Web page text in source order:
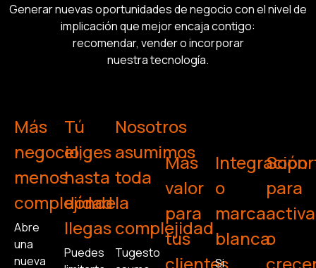
Generar nuevas oportunidades de negocio con el nivel de
implicación que mejor encaja contigo:
recomendar, vender o incorporar
nuestra tecnología.
Más
negocio,
menos
complejidad
Abre
una
nueva
Tú
eliges
hasta
dónde
llegas
Puedes
Nosotros
asumimos
toda
la
complejidad
Tugesto
Más
valor
para
tus
clientes
Integración
o
marca
blanca
Si
para
o